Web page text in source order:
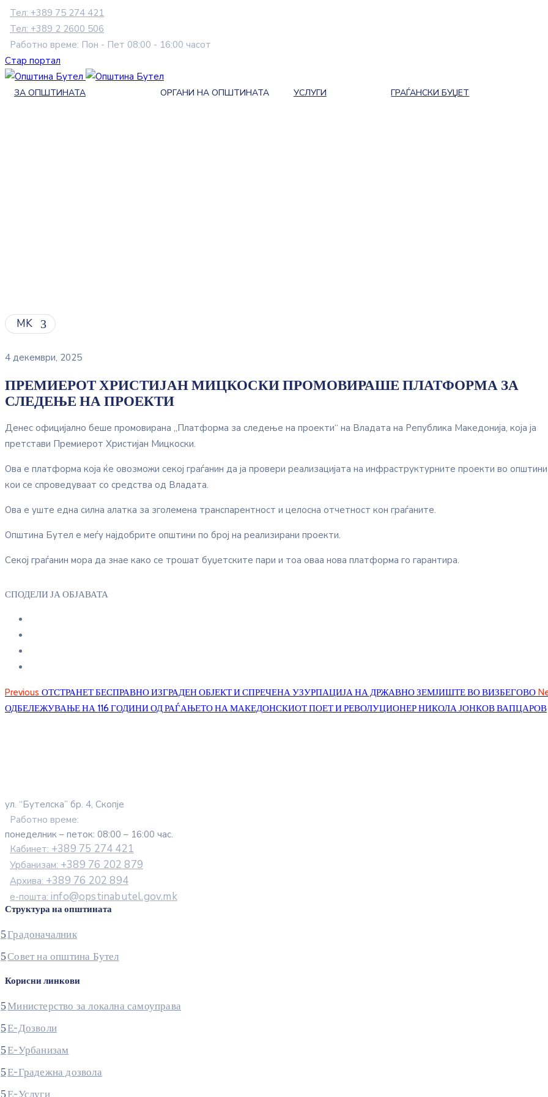
Тел: +389 75 274 421
Тел: +389 2 2600 506
Работно време: Пон - Пет 08:00 - 16:00 часот
Стар портал
ЗА ОПШТИНАТА ОРГАНИ НА ОПШТИНАТА УСЛУГИ ГРАЃАНСКИ БУЏЕТ
MK
4 декември, 2025
ПРЕМИЕРОТ ХРИСТИЈАН МИЦКОСКИ ПРОМОВИРАШЕ ПЛАТФОРМА ЗА
СЛЕДЕЊЕ НА ПРОЕКТИ
Денес официјално беше промовирана „Платформа за следење на проекти“ на Владата на Република Македонија, која ја
претстави Премиерот Христијан Мицкоски.
Ова е платформа која ќе овозможи секој граѓанин да ја провери реализацијата на инфраструктурните проекти во
кои се спроведуваат со средства од Владата.
Ова е уште една силна алатка за зголемена транспарентност и целосна отчетност кон граѓаните.
Општина Бутел е меѓу најдобрите општини по број на реализирани проекти.
Секој граѓанин мора да знае како се трошат буџетските пари и тоа оваа нова платформа го гарантира.
СПОДЕЛИ ЈА ОБЈАВАТА
Previous ОТСТРАНЕТ БЕСПРАВНО ИЗГРАДЕН ОБЈЕКТ И СПРЕЧЕНА УЗУРПАЦИЈА НА ДРЖАВНО ЗЕМЈИШТЕ ВО ВИЗБЕГОВО
ОДБЕЛЕЖУВАЊЕ НА 116 ГОДИНИ ОД РАЃАЊЕТО НА МАКЕДОНСКИОТ ПОЕТ И РЕВОЛУЦИОНЕР НИКОЛА ЈОНКОВ ВАПЦАРОВ
ул. “Бутелска” бр. 4, Скопје
Работно време:
понеделник – петок: 08:00 – 16:00 час.
Кабинет: +389 75 274 421
Урбанизам: +389 76 202 879
Архива: +389 76 202 894
е-пошта: info@opstinabutel.gov.mk
Структура на општината
Градоначалник
Совет на општина Бутел
Корисни линкови
Министерство за локална самоуправа
Е-Дозволи
Е-Урбанизам
Е-Градежна дозвола
Е-Услуги